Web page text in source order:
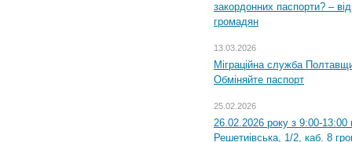
закордонних паспорти? –
громадян
13.03.2026
Міграційна служба
Обміняйте паспорт
25.02.2026
26.02.2026 року з 9:00-
Решетиівська, 1/2, каб. 8